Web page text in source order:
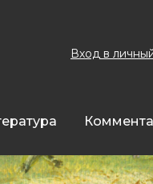
Вход в